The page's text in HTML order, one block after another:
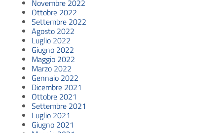
Novembre 2022
Ottobre 2022
Settembre 2022
Agosto 2022
Luglio 2022
Giugno 2022
Maggio 2022
Marzo 2022
Gennaio 2022
Dicembre 2021
Ottobre 2021
Settembre 2021
Luglio 2021
Giugno 2021